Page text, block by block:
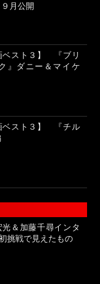
月公開
ベスト３】 『ブリ
』ダニー＆マイケ
ベスト３】 『チル
＆加藤千尋インタ
挑戦で見えたもの